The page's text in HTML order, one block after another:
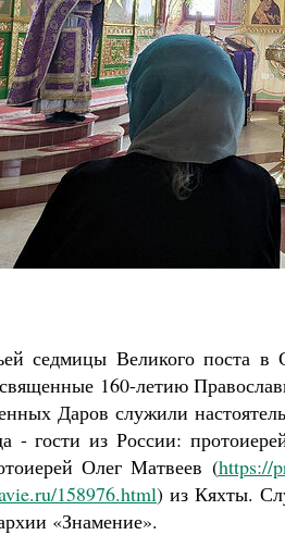
седмицы Великого поста в
160-летию
Даров служили
- гости из России:
Олег Матвеев (https://
158976.html) из Кяхты.
«Знамение».